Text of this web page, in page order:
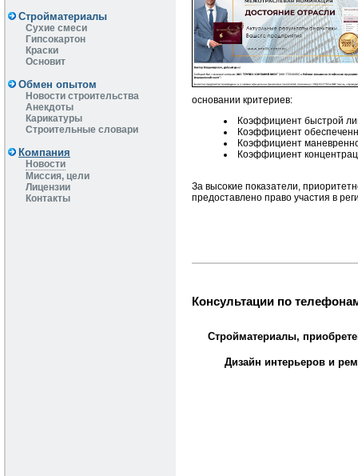
Стройматериалы
Сухие смеси
Гипсокартон
Краски
Основит
Обмен опытом
Новости строительства
Анекдоты
Карикатуры
Строительные словари
Компания
Новости
Миссия, цели
Лицензии
Контакты
основании критериев:
Коэффициент быстрой
Коэффициент
Коэффициент
Коэффициент
За высокие показатели,
предоставлено право участия в
Консультации по
Стройматериалы,
Дизайн интерьеров и